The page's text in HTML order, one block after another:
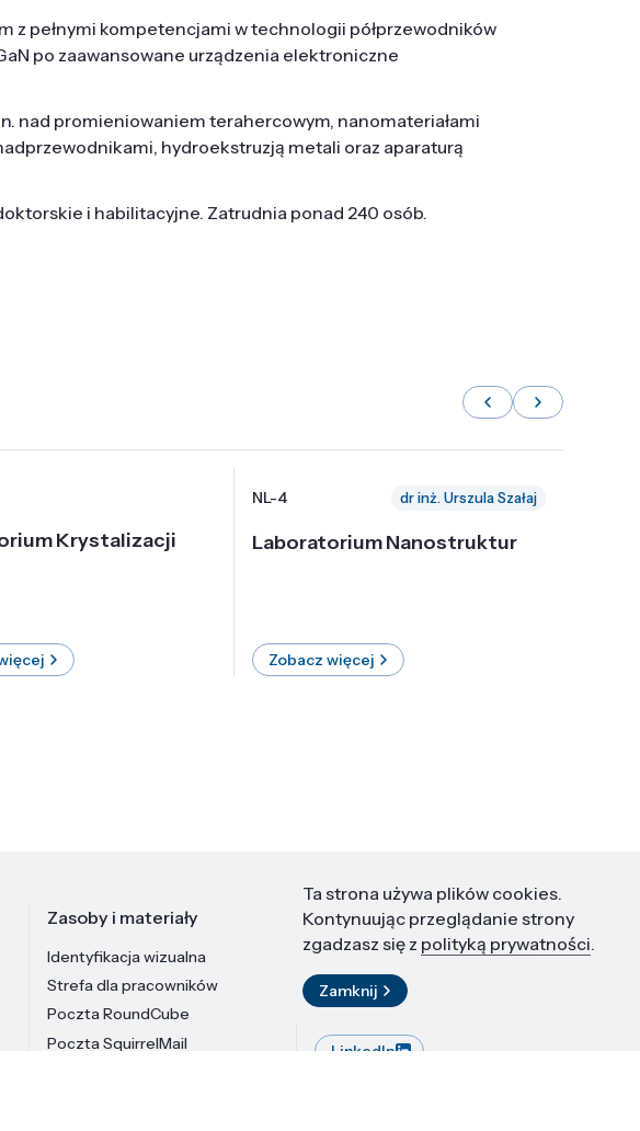
z pełnymi kompetencjami w technologii półprzewodników
po zaawansowane urządzenia elektroniczne
nad promieniowaniem terahercowym, nanomateriałami
hydroekstruzją metali oraz aparaturą
i habilitacyjne. Zatrudnia ponad 240 osób.
Krystalizacji
NL-4 dr inż. Urszula Szałaj
Laboratorium Nanostruktur
Zobacz więcej
Zasoby i materiały
Identyfikacja wizualna
Strefa dla pracowników
Poczta RoundCube
Poczta SquirrelMail
Kontakt
Instytut Wysokich Ciśnień PAN
ul. Sokołowska 29/37
01-142 Warszawa
LinkedIn
Ta strona używa plików cookies.
Kontynuując przeglądanie strony
zgadzasz się z polityką prywatności.
Zamknij